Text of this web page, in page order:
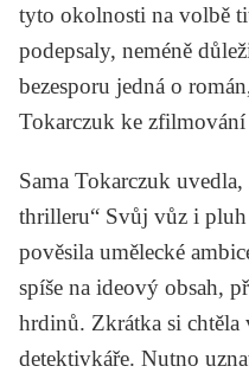
tyto okolnosti na volbě
podepsaly, neméně
bezesporu jedná o
Tokarczuk ke
Sama Tokarczuk
thrilleru“ Svůj vůz i
pověsila umělecké
spíše na ideový obsah,
hrdinů. Zkrátka si chtěla
detektivkáře. Nutno